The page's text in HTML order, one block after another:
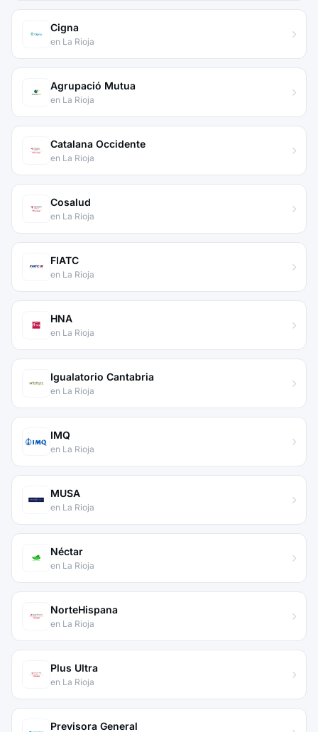
Cigna
en La Rioja
Agrupació Mutua
en La Rioja
Catalana Occidente
en La Rioja
Cosalud
en La Rioja
FIATC
en La Rioja
HNA
en La Rioja
Igualatorio Cantabria
en La Rioja
IMQ
en La Rioja
MUSA
en La Rioja
Néctar
en La Rioja
NorteHispana
en La Rioja
Plus Ultra
en La Rioja
Previsora General